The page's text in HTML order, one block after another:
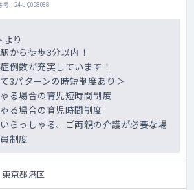
: 24-JQ008088
り
から徒歩3分以内！
例数が充実しています！
3パターンの時短制度あり＞
る場合の育児短時間制度
る場合の育児時間制度
らっしゃる、ご両親の介護が必要な場
制度
東京都港区